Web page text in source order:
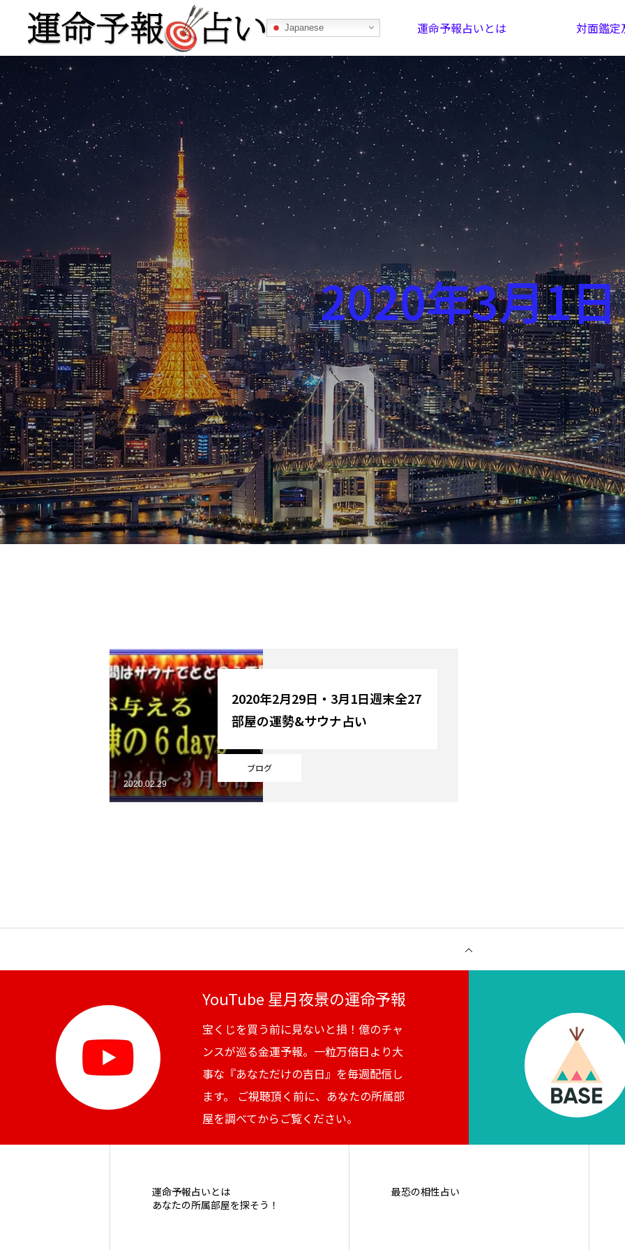
Japanese 運命予報占いとは 対面鑑定
運命予報占い
運命予報占いとは あなたの所属部屋を探そう！ 最恐の相性占い
記事カテゴリー
ブログ お知らせ 芸能界
スポーツ 競馬 社会
テニス四大大会・五輪
テニス四大大会・五輪
YouTube
Online Store
2020年3月1日
ブログ
2020年2月29日・3月1日週末全27
部屋の運勢&サウナ占い
2020.02.29
YouTube 星月夜景の運命予報
宝くじを買う前に見ないと損！億のチャ
ンスが巡る金運予報。一粒万倍日より大
事な『あなただけの吉日』を毎週配信し
ます。 ご視聴頂く前に、あなたの所属部
屋を調べてからご覧ください。
運命予報占いとは
あなたの所属部屋を探そう！
最恐の相性占い